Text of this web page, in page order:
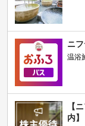
ニ
温浴
【
内】